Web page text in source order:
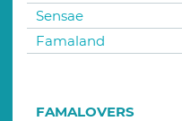
Sensae
Famaland
FAMALOVERS